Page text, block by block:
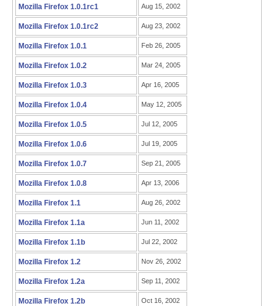
Mozilla Firefox 1.0.1rc1 Aug 15, 2002
Mozilla Firefox 1.0.1rc2 Aug 23, 2002
Mozilla Firefox 1.0.1 Feb 26, 2005
Mozilla Firefox 1.0.2 Mar 24, 2005
Mozilla Firefox 1.0.3 Apr 16, 2005
Mozilla Firefox 1.0.4 May 12, 2005
Mozilla Firefox 1.0.5 Jul 12, 2005
Mozilla Firefox 1.0.6 Jul 19, 2005
Mozilla Firefox 1.0.7 Sep 21, 2005
Mozilla Firefox 1.0.8 Apr 13, 2006
Mozilla Firefox 1.1 Aug 26, 2002
Mozilla Firefox 1.1a Jun 11, 2002
Mozilla Firefox 1.1b Jul 22, 2002
Mozilla Firefox 1.2 Nov 26, 2002
Mozilla Firefox 1.2a Sep 11, 2002
Mozilla Firefox 1.2b Oct 16, 2002